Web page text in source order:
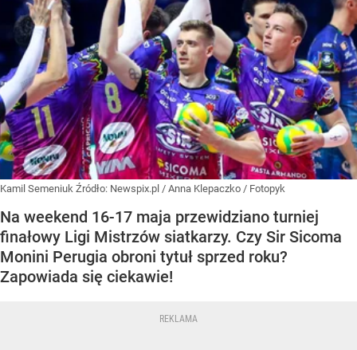
Kamil Semeniuk Źródło: Newspix.pl / Anna Klepaczko / Fotopyk
Na weekend 16-17 maja przewidziano turniej
finałowy Ligi Mistrzów siatkarzy. Czy Sir Sicoma
Monini Perugia obroni tytuł sprzed roku?
Zapowiada się ciekawie!